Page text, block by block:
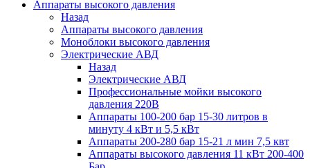
Аппараты высокого давления
Назад
Аппараты высокого давления
Моноблоки высокого давления
Электрические АВД
Назад
Электрические АВД
Профессиональные мойки высокого
давления 220В
Аппараты 100-200 бар 15-30 литров в
минуту 4 кВт и 5,5 кВт
Аппараты 200-280 бар 15-21 л мин 7,5 квт
Аппараты высокого давления 11 кВт 200-400